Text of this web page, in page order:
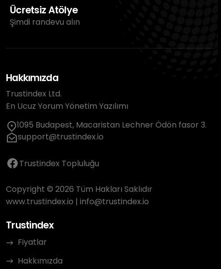
Ücretsiz Atölye
Şimdi randevu alın
Hakkımızda
Trustindex Ltd.
En Ucuz Yorum Yönetim Yazılımı
1095 Budapest, Macaristan Lechner Ödön fasor 3.
support@trustindex.io
Trustindex Topluluğu
Copyright © 2026 Tüm Hakları Saklıdır
www.trustindex.io | info@trustindex.io
Trustindex
Fiyatlar
Hakkımızda